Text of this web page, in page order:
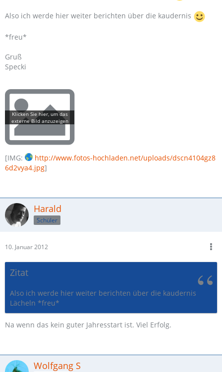
Also ich werde hier weiter berichten über die kaudernis
*freu*
Gruß
Specki
[IMG:
http://www.fotos-hochladen.net/uploads/dscn4104gz8
6d2vya4.jpg]
Harald
Schüler
10. Januar 2012
Zitat
Also ich werde hier weiter berichten über die kaudernis
Lächeln *freu*
Na wenn das kein guter Jahresstart ist. Viel Erfolg.
Wolfgang S